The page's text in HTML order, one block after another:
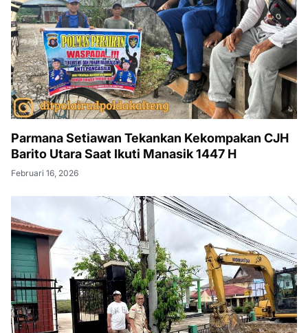
Parmana Setiawan Tekankan Kekompakan CJH
Barito Utara Saat Ikuti Manasik 1447 H
Februari 16, 2026